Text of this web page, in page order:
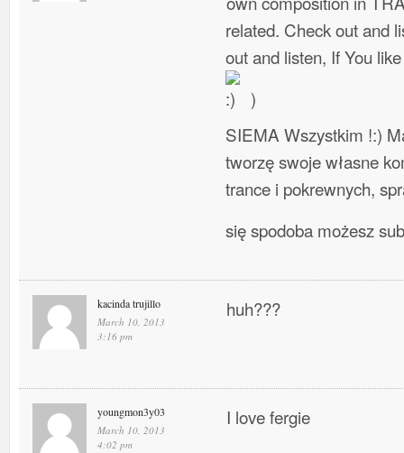
related. Check out and
out and listen, If You
)
SIEMA Wszystkim !:)
tworzę swoje własne
trance i pokrewnych,
się spodoba możesz
kacinda trujillo
March 10, 2013
3:16 pm
huh???
youngmon3y03
March 10, 2013
4:02 pm
I love fergie